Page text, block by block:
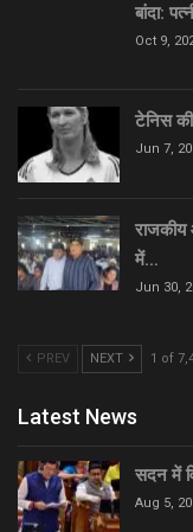
बांदा:
Oct 9,
टेनिस
Jun 7,
में…
Jun 30,
PREV NEXT 1 of
Latest News
सदन में
Aug 5,